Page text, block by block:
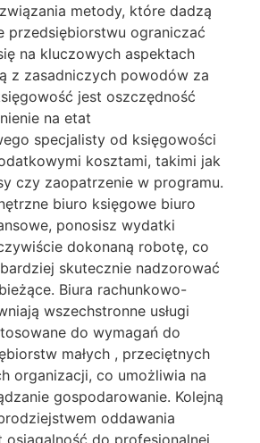
metody, które dadzą
przedsiębiorstwu ograniczać
na kluczowych aspektach
z zasadniczych powodów za
jest oszczędność
na etat
specjalisty od księgowości
kosztami, takimi jak
czy zaopatrzenie w programu.
biuro księgowe biuro
ponosisz wydatki
dokonaną robotę, co
skutecznie nadzorować
Biura rachunkowo-
wszechstronne usługi
do wymagań do
małych , przeciętnych
organizacji, co umożliwia na
gospodarowanie. Kolejną
oddawania